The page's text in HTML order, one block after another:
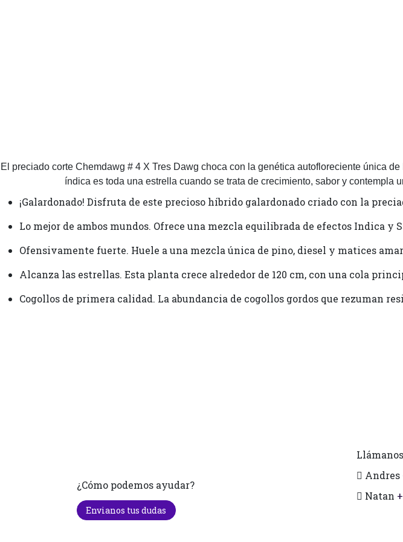
El preciado corte Chemdawg # 4 X Tres Dawg choca con la genética autofloreciente única
índica es toda una estrella cuando se trata de crecimiento, sabor y
¡Galardonado! Disfruta de este precioso híbrido galardonado criado con la
Lo mejor de ambos mundos. Ofrece una mezcla equilibrada de efectos Indica
Ofensivamente fuerte. Huele a una mezcla única de pino, diesel y matices
Alcanza las estrellas. Esta planta crece alrededor de 120 cm, con una cola
Cogollos de primera calidad. La abundancia de cogollos gordos que rezuman
¿Cómo podemos ayudar?
Envianos tus dudas
Llámanos
Andres
Natan